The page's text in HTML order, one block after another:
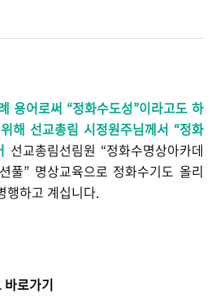
용어로써 “정화수도성”이라고도 하
해 선교총림 시정원주님께서 “정화
선교총림선림원 “정화수명상아카데
풀” 명상교육으로 정화수기도 올리
행하고 계십니다.
로가기